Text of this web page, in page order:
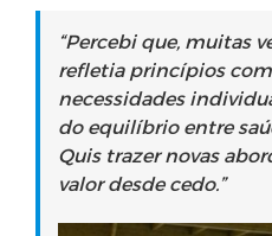
“Percebi que, muitas
refletia princípios
necessidades
do equilíbrio entre
Quis trazer novas
valor desde cedo.”